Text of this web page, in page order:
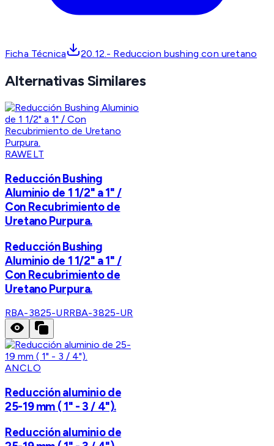
Ficha Técnica 20.12.- Reduccion bushing con uretano
Alternativas Similares
RAWELT
Reducción Bushing
Aluminio de 1 1/2" a 1" /
Con Recubrimiento de
Uretano Purpura.
Reducción Bushing
Aluminio de 1 1/2" a 1" /
Con Recubrimiento de
Uretano Purpura.
RBA-3825-URRBA-3825-UR
ANCLO
Reducción aluminio de
25-19 mm ( 1" - 3 / 4").
Reducción aluminio de